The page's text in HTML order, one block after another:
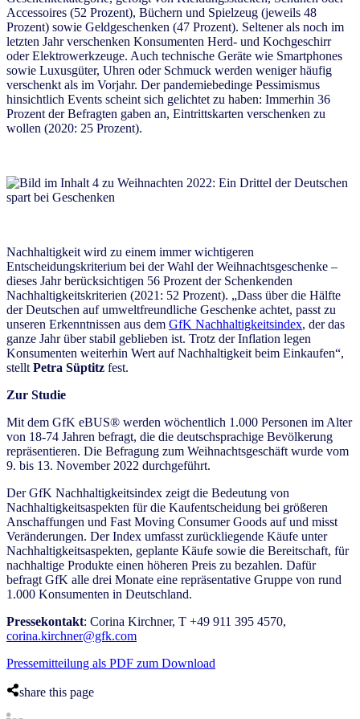
Accessoires (52 Prozent), Büchern und Spielzeug (jeweils 48
Prozent) sowie Geldgeschenken (47 Prozent). Seltener als noch im
letzten Jahr verschenken Konsumenten Herd- und Kochgeschirr
oder Elektrowerkzeuge. Auch technische Geräte wie Smartphones
sowie Luxusgüter, Uhren oder Schmuck werden weniger häufig
verschenkt als im Vorjahr. Der pandemiebedinge Pessimismus
hinsichtlich Events scheint sich gelichtet zu haben: Immerhin 36
Prozent der Befragten gaben an, Eintrittskarten verschenken zu
wollen (2020: 25 Prozent).
Nachhaltigkeit wird zu einem immer wichtigeren
Entscheidungskriterium bei der Wahl der Weihnachtsgeschenke –
dieses Jahr berücksichtigen 56 Prozent der Schenkenden
Nachhaltigkeitskriterien (2021: 52 Prozent). „Dass über die Hälfte
der Deutschen auf umweltfreundliche Geschenke achtet, passt zu
unseren Erkenntnissen aus dem GfK Nachhaltigkeitsindex, der das
ganze Jahr über stabil geblieben ist. Trotz der Inflation legen
Konsumenten weiterhin Wert auf Nachhaltigkeit beim Einkaufen“,
stellt Petra Süptitz fest.
Zur Studie
Mit dem GfK eBUS® werden wöchentlich 1.000 Personen im Alter
von 18-74 Jahren befragt, die die deutschsprachige Bevölkerung
repräsentieren. Die Befragung zum Weihnachtsgeschäft wurde vom
9. bis 13. November 2022 durchgeführt.
Der GfK Nachhaltigkeitsindex zeigt die Bedeutung von
Nachhaltigkeitsaspekten für die Kaufentscheidung bei größeren
Anschaffungen und Fast Moving Consumer Goods auf und misst
Veränderungen. Der Index umfasst zurückliegende Käufe unter
Nachhaltigkeitsaspekten, geplante Käufe sowie die Bereitschaft, für
nachhaltige Produkte einen höheren Preis zu bezahlen. Dafür
befragt GfK alle drei Monate eine repräsentative Gruppe von rund
1.000 Konsumenten in Deutschland.
Pressekontakt: Corina Kirchner, T +49 911 395 4570,
corina.kirchner@gfk.com
Pressemitteilung als PDF zum Download
share this page